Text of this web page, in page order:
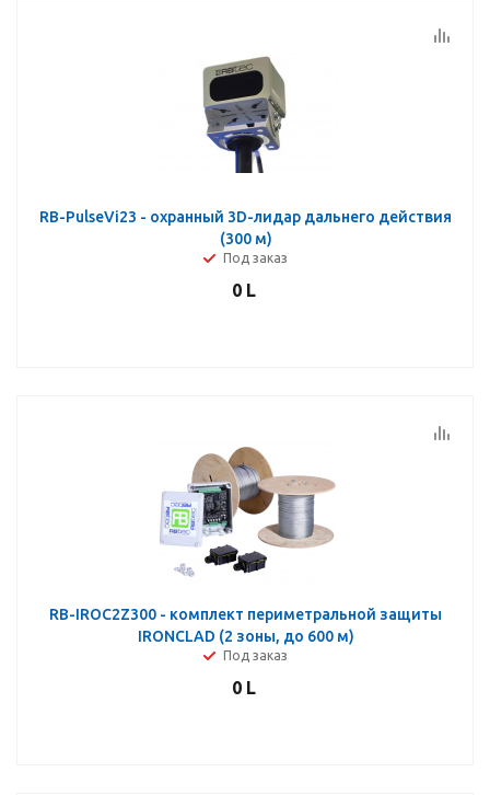
RB-PulseVi23 - охранный 3D-лидар дальнего действия
(300 м)
Под заказ
0L
RB-IROC2Z300 - комплект периметральной защиты
IRONCLAD (2 зоны, до 600 м)
Под заказ
0L